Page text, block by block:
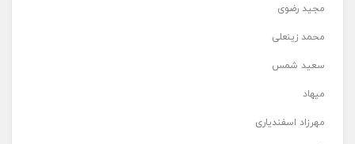
مجید رضوی
محمد زینعلی
سعید شمس
میهاد
مهرزاد اسفندیاری